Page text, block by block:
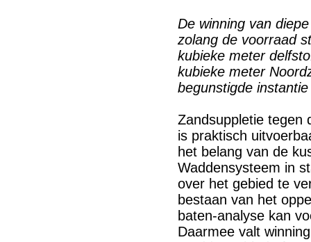
De winning van
zolang de voorraad
kubieke meter
kubieke meter
begunstigde
Zandsuppletie tegen
is praktisch
het belang van de
Waddensysteem in
over het gebied te
bestaan van het
baten-analyse kan
Daarmee valt